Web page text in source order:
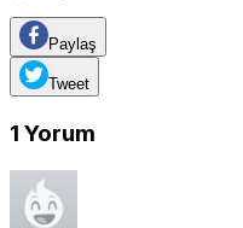
Paylaş
Tweet
1 Yorum